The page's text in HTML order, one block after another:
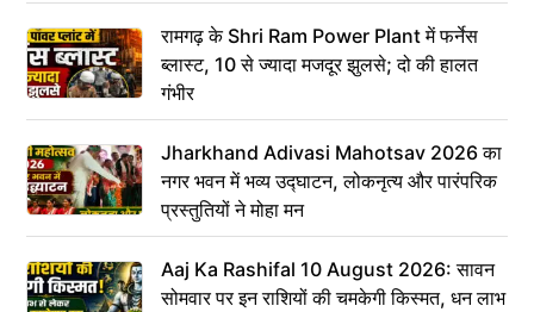
रामगढ़ के Shri Ram Power Plant में फर्नेस
ब्लास्ट, 10 से ज्यादा मजदूर झुलसे; दो की हालत
गंभीर
Jharkhand Adivasi Mahotsav 2026 का
नगर भवन में भव्य उद्घाटन, लोकनृत्य और पारंपरिक
प्रस्तुतियों ने मोहा मन
Aaj Ka Rashifal 10 August 2026: सावन
सोमवार पर इन राशियों की चमकेगी किस्मत, धन लाभ